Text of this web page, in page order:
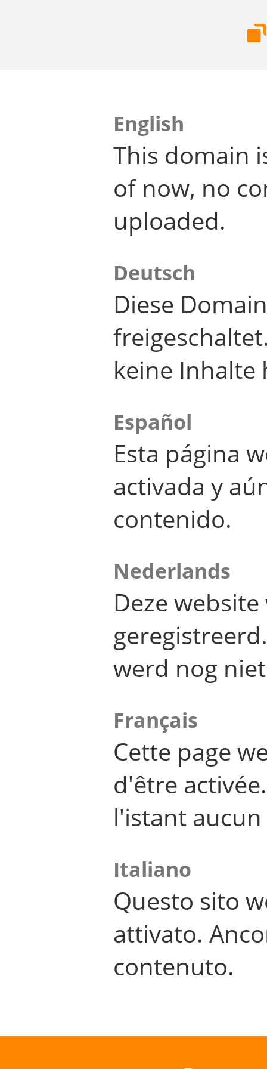
English
This domain
of now, no
uploaded.
Deutsch
Diese
keine Inhalte
Español
Esta página
activada y
contenido.
Nederlands
Deze
werd nog
Français
Cette page
d'être
l'istant
Italiano
Questo sito
attivato.
contenuto.